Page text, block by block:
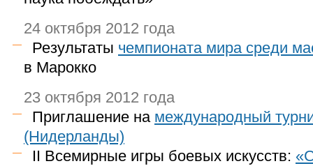
24 октября 2012 года
Результаты чемпионата мира среди
в Марокко
23 октября 2012 года
Приглашение на международный
(Нидерланды)
II Всемирные игры боевых искусств: